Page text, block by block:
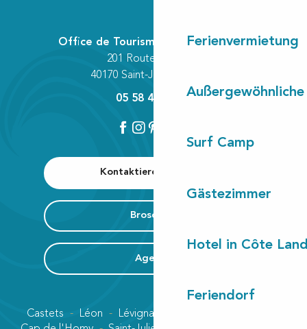
Ferienvermietung
Surf Camp
Gästezimmer
Hotel in Côte
Feriendorf
Kontaktieren Sie uns
Broschüre
Agenda
Office de Tourisme Communautaire
201 Route des Lacs
40170 Saint-Julien-en-Born
05 58 42 89 80
Castets Léon Lévignacq